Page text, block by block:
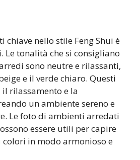
chiave nello stile Feng Shui è
Le tonalità che si consigliano
sono neutre e rilassanti,
e il verde chiaro. Questi
rilassamento e la
un ambiente sereno e
Le foto di ambienti arredati
essere utili per capire
colori in modo armonioso e